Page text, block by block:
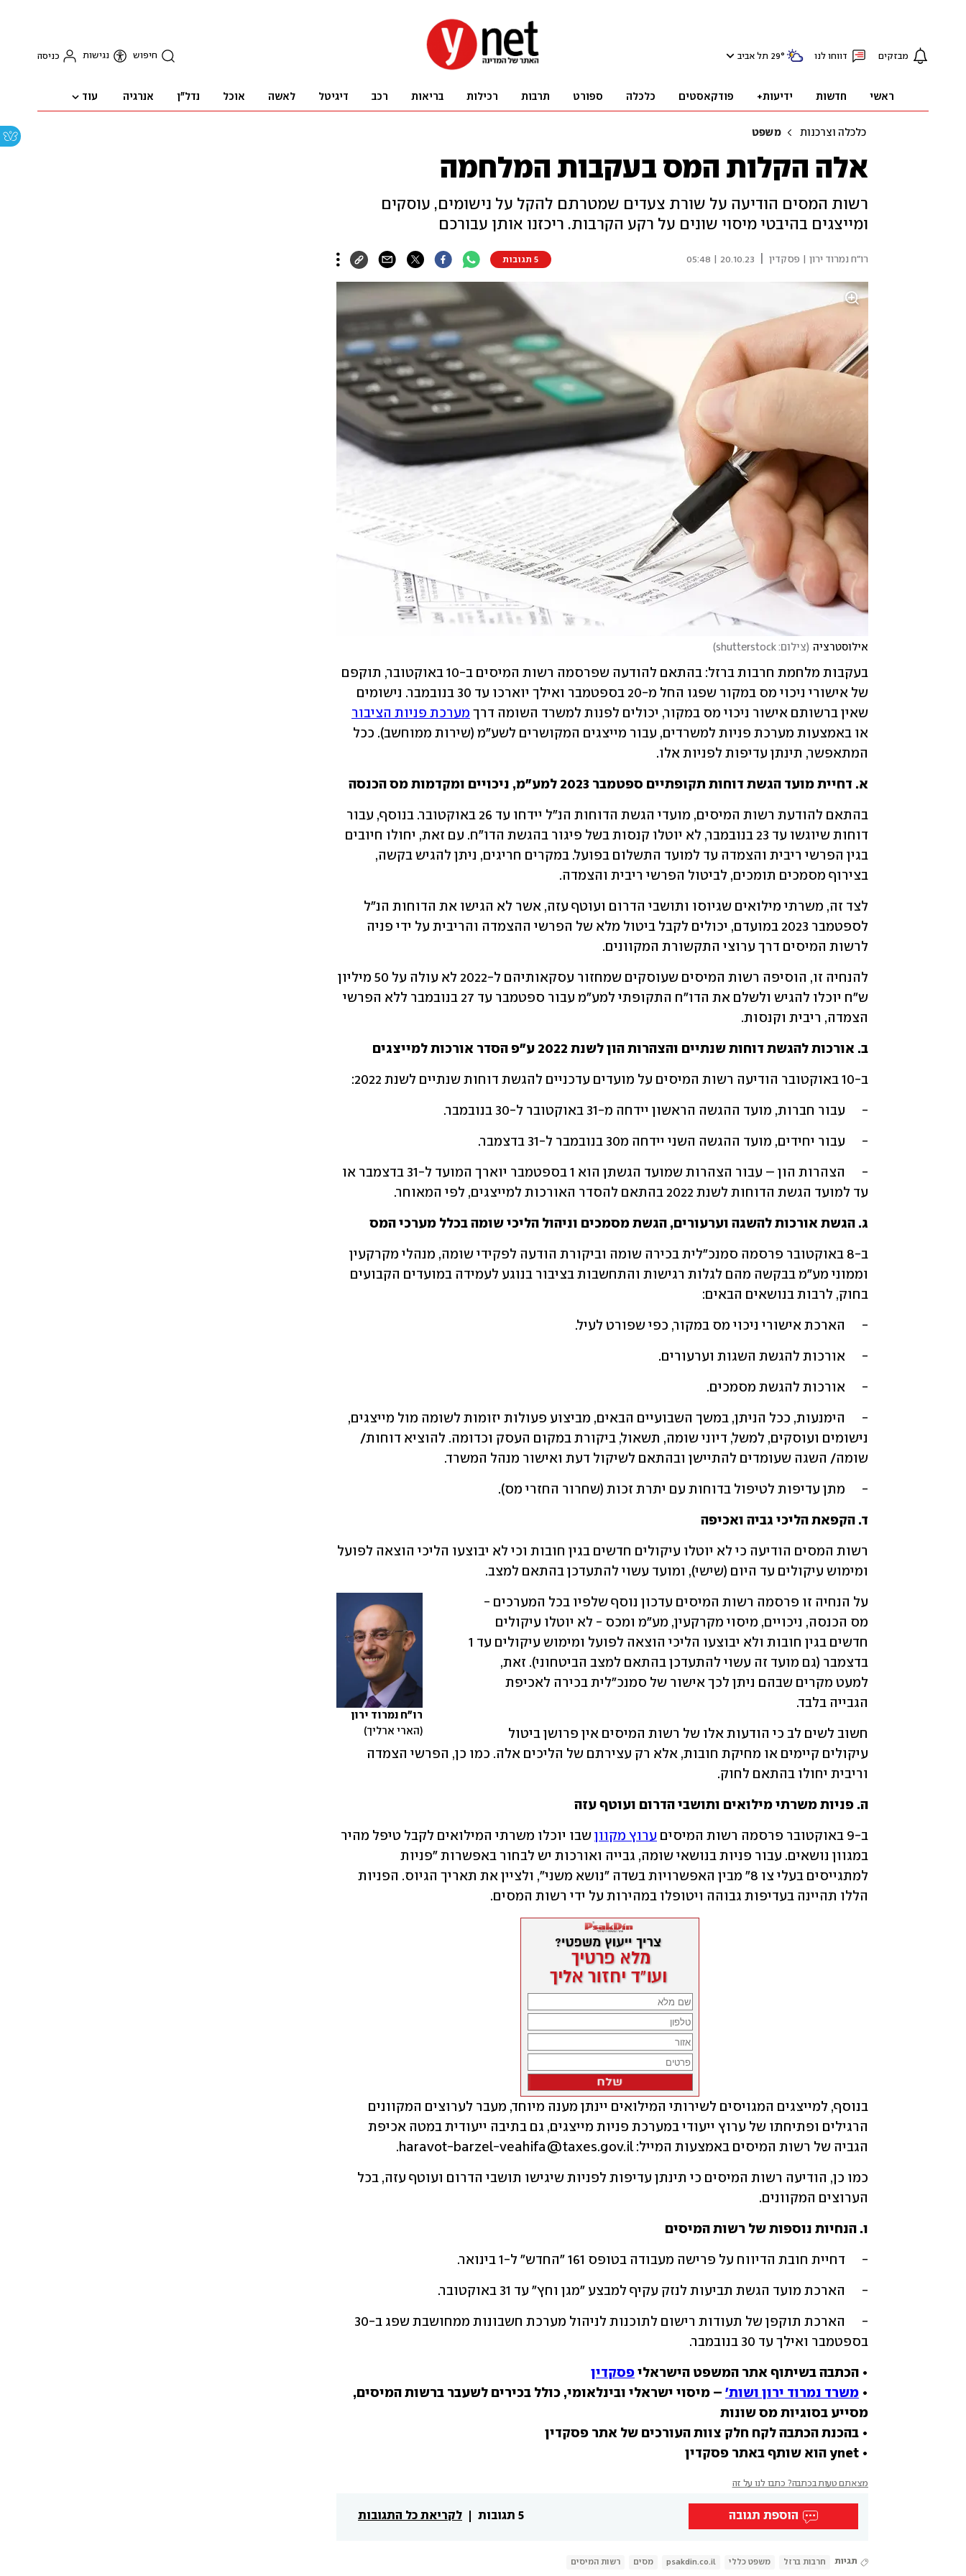
מבזקים דווחו לנו 29° תל אביב חיפוש נגישות כניסה
ראשי חדשות ידיעות+ פודקאסטים כלכלה ספורט תרבות רכילות בריאות רכב דיגיטל לאשה אוכל נדל"ן אנרגיה עוד
כלכלה וצרכנות משפט
אלה הקלות המס בעקבות המלחמה
רשות המסים הודיעה על שורת צעדים שמטרתם להקל על נישומים, עוסקים
ומייצגים בהיבטי מיסוי שונים על רקע הקרבות. ריכזנו אותן עבורכם
רו"ח נמרוד ירון | פסקדין 20.10.23 | 05:48 5 תגובות
אילוסטרציה (צילום: shutterstock )
שאין ברשותם אישור ניכוי מס במקור, יכולים לפנות למשרד השומה דרך מערכת פניות הציבור
המתאפשר, תינתן עדיפות לפניות אלו.
א. דחיית מועד הגשת דוחות תקופתיים ספטמבר 2023 למע"מ, ניכויים ומקדמות מס הכנסה
בצירוף מסמכים תומכים, לביטול הפרשי ריבית והצמדה.
לרשות המיסים דרך ערוצי התקשורת המקוונים.
הצמדה, ריבית וקנסות.
ב. אורכות להגשת דוחות שנתיים והצהרות הון לשנת 2022 ע"פ הסדר אורכות למייצגים
ב-10 באוקטובר הודיעה רשות המיסים על מועדים עדכניים להגשת דוחות שנתיים לשנת 2022:
-	עבור חברות, מועד ההגשה הראשון יידחה מ-31 באוקטובר ל-30 בנובמבר.
-	עבור יחידים, מועד ההגשה השני יידחה מ30 בנובמבר ל-31 בדצמבר.
עד למועד הגשת הדוחות לשנת 2022 בהתאם להסדר האורכות למייצגים, לפי המאוחר.
ג. הגשת אורכות להשגה וערעורים, הגשת מסמכים וניהול הליכי שומה בכלל מערכי המס
בחוק, לרבות בנושאים הבאים:
-	הארכת אישורי ניכוי מס במקור, כפי שפורט לעיל.
-	אורכות להגשת השגות וערעורים.
-	אורכות להגשת מסמכים.
שומה/ השגה שעומדים להתיישן ובהתאם לשיקול דעת ואישור מנהל המשרד.
-	מתן עדיפות לטיפול בדוחות עם יתרת זכות (שחרור החזרי מס).
ד. הקפאת הליכי גביה ואכיפה
ומימוש עיקולים עד היום (שישי), ומועד עשוי להתעדכן בהתאם למצב.
רו"ח נמרוד ירון
הארי ארליך
הגבייה בלבד.
וריבית יחולו בהתאם לחוק.
ה. פניות משרתי מילואים ותושבי הדרום ועוטף עזה
ב-9 באוקטובר פרסמה רשות המיסים ערוץ מקוון
הללו תהיינה בעדיפות גבוהה ויטופלו במהירות על ידי רשות המסים.
הגביה של רשות המיסים באמצעות המייל: haravot-barzel-veahifa@taxes.gov.il.
הערוצים המקוונים.
ו. הנחיות נוספות של רשות המיסים
-	דחיית חובת הדיווח על פרישה מעבודה בטופס 161 "החדש" ל-1 בינואר.
-	הארכת מועד הגשת תביעות לנזק עקיף למבצע "מגן וחץ" עד 31 באוקטובר.
בספטמבר ואילך עד 30 בנובמבר.
• הכתבה בשיתוף אתר המשפט הישראלי פסקדין
• משרד נמרוד ירון ושות'
• ynet הוא שותף באתר פסקדין
מצאתם טעות בכתבה? כתבו לנו על זה
לקריאת כל התגובות 5 תגובות הוספת תגובה
תגיות חרבות ברזל משפט כללי psakdin.co.il מסים רשות המיסים